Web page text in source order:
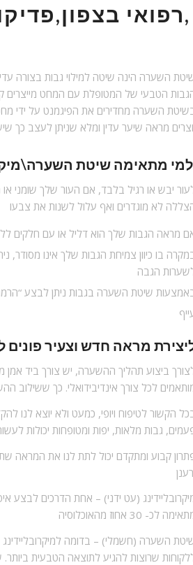
רפואי בצפון,פדיקור באזור הצפון,בניית ציפורניים בצפון,
השערה הינה שיטה למילוי גבות בצורה
הטבעי של המטופלת עם המחט מייצרים
השערה מחדירים את הפיגמנט על ידי
מראה שיער עדין ומלא שניתן לעצב כך
למי מתאימה שיטת השערה\
יבש או רגיל בלבד, אם העור שלך שומני
לא מוגדרים ואף עלול לשנות את צבעו
מראה הגבות שלך הוא דליל או עם חלקים
בו כיוון צמיחת הגבות שלך אינו מסודר,
הגבה
שיטת השערה בגבות ניתן לבצע
מראה חדש וצעיר
ביצוע תהליך ההשערה, יש צורך ביד אמן
לכל צורך אינדיבידואלי. כך ששילוב
הקשור לטיפוח ויופי, כמעט ולא יוצא
גבות מלאות, יפות ומטופחות יכולות
קבוע ומתקדם יכול לתת לנו את המראה
(עט ידני) – אחת הדרכים לבצע
לכ- 30 אחוז מהאוכלוסיה
השערה (חשמלי) – בדומה
שרוצות להגיע לתוצאה הטבעית ביותר.